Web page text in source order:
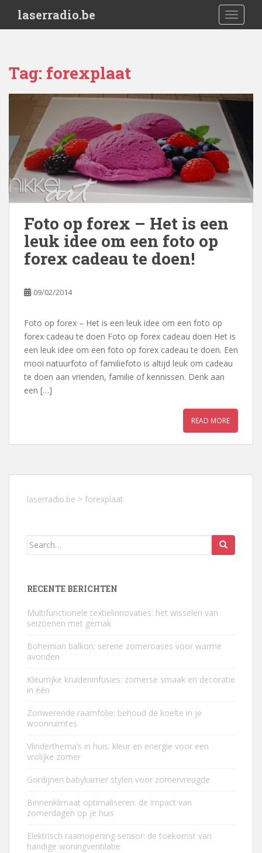
i
laserradio.be
Tag: forexplaat
Foto op forex – Het is een
leuk idee om een foto op
forex cadeau te doen!
09/02/2014
Foto op forex – Het is een leuk idee om een foto op
forex cadeau te doen Foto op forex cadeau doen Het is
een leuk idee om een foto op forex cadeau te doen. Een
mooi natuurfoto of familiefoto is altijd leuk om cadeau
te doen aan vrienden, familie of kennissen. Denk aan
een […]
READ MORE
laserradio.be > forexplaat
Search
RECENTE BERICHTEN
Multifunctionele textielinnovaties: het wisselen van
seizoenen met gemak
Bohemian balkon: serene zomeroases voor warme
avonden
Kleurrijke kruideninfusies: zomerse smaak en decoratie
in één
Zonwerende raamfolie: behoud de koelte in je
woonruimtes
Vlinderthema’s in huis: kleur en energie voor een
vrolijke zomer
Gordijnen babykamer stylen voor zomervreugde
Binnenklimaat optimaliseren: de impact van
zomerdagen op je huis
Elektrisch raamopening sensor: de toekomst van
handige woningventilatie